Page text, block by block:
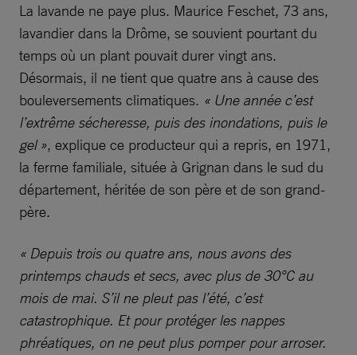
La lavande ne paye plus. Maurice Feschet, 73 ans,
lavandier dans la Drôme, se souvient pourtant du
temps où un plant pouvait durer vingt ans.
Désormais, il ne tient que quatre ans à cause des
bouleversements climatiques. « Une année c’est
l’extrême sécheresse, puis des inondations, puis le
gel », explique ce producteur qui a repris, en 1971,
la ferme familiale, située à Grignan dans le sud du
département, héritée de son père et de son grand-
père.
« Depuis trois ou quatre ans, nous avons des
printemps chauds et secs, avec plus de 30°C au
mois de mai. S’il ne pleut pas l’été, c’est
catastrophique. Et pour protéger les nappes
phréatiques, on ne peut plus pomper pour arroser.